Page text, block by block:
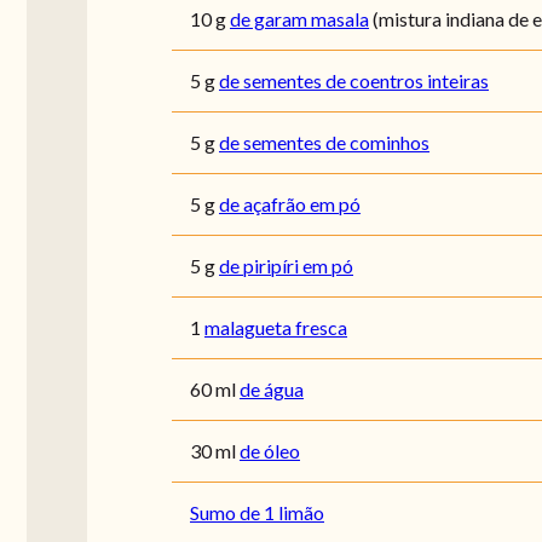
10gde garam masala(mistura indiana de
5gde sementes de coentros inteiras
5gde sementes de cominhos
5gde açafrão em pó
5gde piripíri em pó
1 malagueta fresca
60mlde água
30mlde óleo
Sumo de 1 limão